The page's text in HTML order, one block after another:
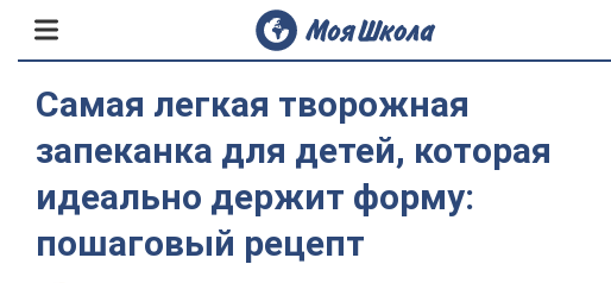
Самая легкая творожная
запеканка для детей, которая
идеально держит форму:
пошаговый рецепт